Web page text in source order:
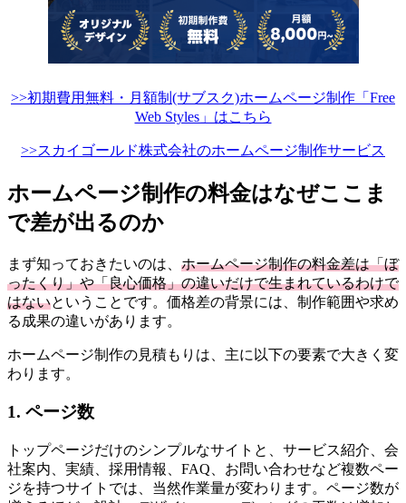
>>初期費用無料・月額制(サブスク)ホームページ制作「Free
Web Styles」はこちら
>>スカイゴールド株式会社のホームページ制作サービス
ホームページ制作の料金はなぜここま
で差が出るのか
まず知っておきたいのは、 ホームページ制作の料金差は「ぼ
ったくり」や「良心価格」の違いだけで生まれているわけで
はないということです。価格差の背景には、制作範囲や求め
る成果の違いがあります。
ホームページ制作の見積もりは、主に以下の要素で大きく変
わります。
1. ページ数
トップページだけのシンプルなサイトと、サービス紹介、会
社案内、実績、採用情報、FAQ、お問い合わせなど複数ペー
ジを持つサイトでは、当然作業量が変わります。ページ数が